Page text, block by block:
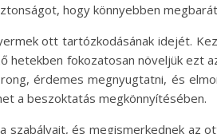
hogy könnyebben
ott tartózkodásának idejét.
hetekben fokozatosan növeljük ezt
érdemes megnyugtatni, és
a beszoktatás megkönnyítésében.
és megismerkednek az